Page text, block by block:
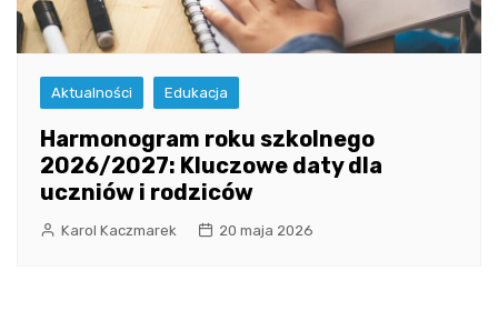
Aktualności Edukacja
Harmonogram roku szkolnego
2026/2027: Kluczowe daty dla
uczniów i rodziców
Karol Kaczmarek 20 maja 2026